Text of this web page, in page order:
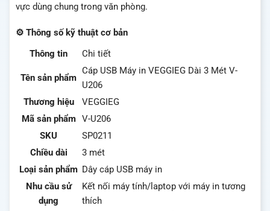
vực dùng chung trong văn phòng.
⚙️ Thông số kỹ thuật cơ bản
Thông tin
Chi tiết
Tên sản phẩm
Cáp USB Máy in VEGGIEG Dài 3 Mét V-
U206
Thương hiệu
VEGGIEG
Mã sản phẩm V-U206
SKU
SP0211
Chiều dài
3 mét
Loại sản phẩm Dây cáp USB máy in
Nhu cầu sử
dụng
Kết nối máy tính/laptop với máy in tương
thích